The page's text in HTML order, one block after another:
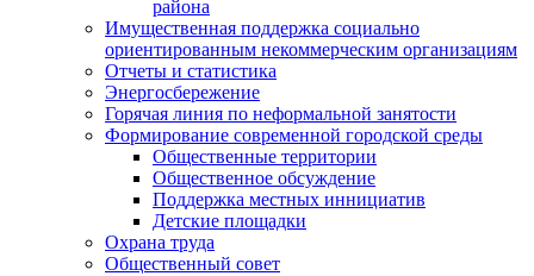
района
Имущественная поддержка социально
ориентированным некоммерческим организациям
Отчеты и статистика
Энергосбережение
Горячая линия по неформальной занятости
Формирование современной городской среды
Общественные территории
Общественное обсуждение
Поддержка местных иннициатив
Детские площадки
Охрана труда
Общественный совет